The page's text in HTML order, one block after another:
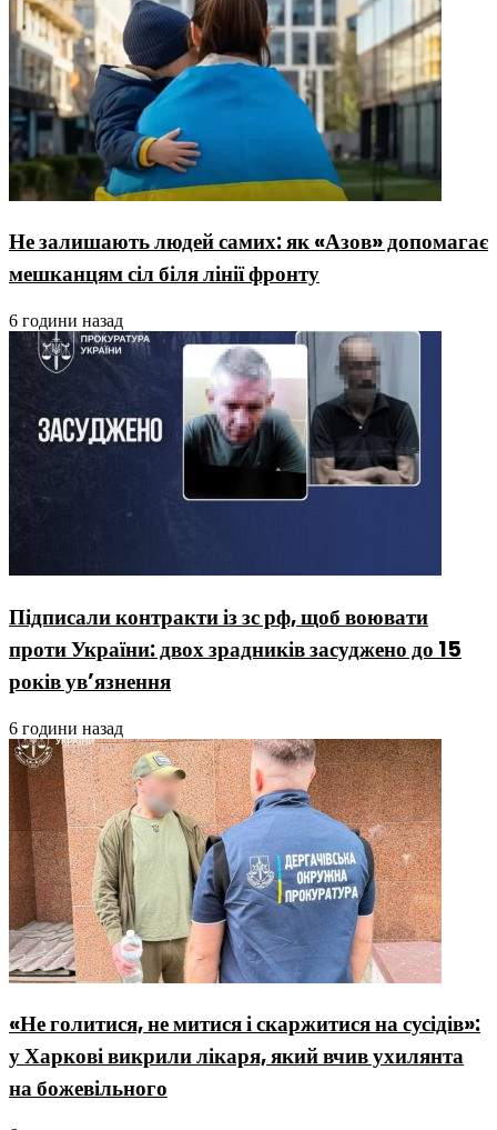
Не залишають людей самих: як «Азов» допомагає
мешканцям сіл біля лінії фронту
6 години назад
Підписали контракти із зс рф, щоб воювати
проти України: двох зрадників засуджено до 15
років ув’язнення
6 години назад
«Не голитися, не митися і скаржитися на сусідів»:
у Харкові викрили лікаря, який вчив ухилянта
на божевільного